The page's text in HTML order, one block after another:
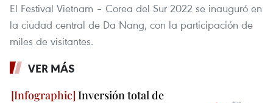
El Festival Vietnam – Corea del Sur 2022 se inauguró en
la ciudad central de Da Nang, con la participación de
miles de visitantes.
VER MÁS
Inversión total de